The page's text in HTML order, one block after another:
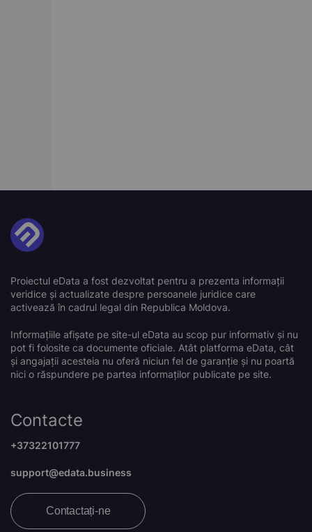
Proiectul eData a fost dezvoltat pentru a prezenta informații
veridice și actualizate despre persoanele juridice care
activează în cadrul legal din Republica Moldova.
Informațiile afișate pe site-ul eData au scop pur informativ și nu
pot fi folosite ca documente oficiale. Atât platforma eData, cât
și angajații acesteia nu oferă niciun fel de garanție și nu poartă
nici o răspundere pe partea informaților publicate pe site.
Contacte
+37322101777
support@edata.business
Contactați-ne